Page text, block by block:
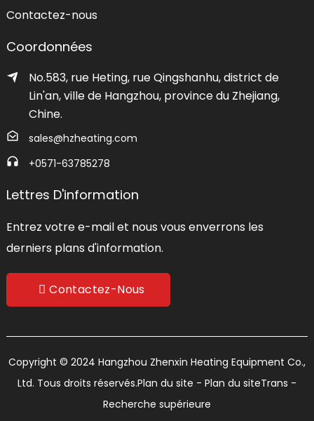
Contactez-nous
Coordonnées
No.583, rue Heting, rue Qingshanhu, district de
Lin'an, ville de Hangzhou, province du Zhejiang,
Chine.
sales@hzheating.com
+0571-63785278
Lettres D'information
Entrez votre e-mail et nous vous enverrons les
derniers plans d'information.
Contactez-Nous
Copyright © 2024 Hangzhou Zhenxin Heating Equipment Co.,
Ltd. Tous droits réservés.Plan du site - Plan du siteTrans -
Recherche supérieure